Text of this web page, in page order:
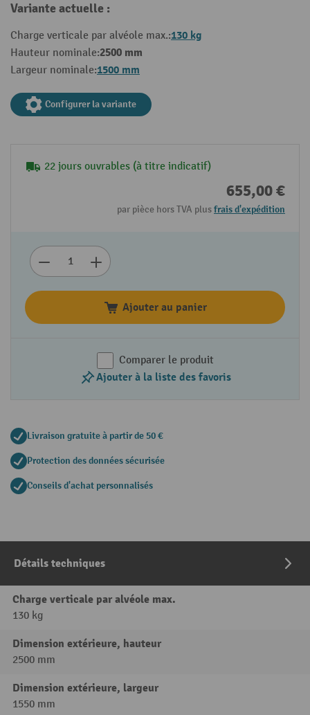
Variante actuelle :
Charge verticale par alvéole max.:130 kg
Hauteur nominale:2500 mm
Largeur nominale:1500 mm
Configurer la variante
22 jours ouvrables (à titre indicatif)
655,00 €
par pièce hors TVA plusfrais d'expédition
Ajouter au panier
Comparer le produit
Ajouter à la liste des favoris
Livraison gratuite à partir de 50 €
Protection des données sécurisée
Conseils d'achat personnalisés
Détails techniques
Charge verticale par alvéole max.
130 kg
Dimension extérieure, hauteur
2500 mm
Dimension extérieure, largeur
1550 mm